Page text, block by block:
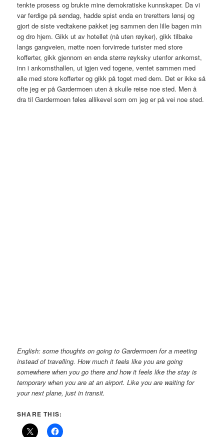
tenkte prosess og brukte mine demokratiske kunnskaper. Da vi
var ferdige på søndag, hadde spist enda en treretters lønsj og
gjort de siste vedtakene pakket jeg sammen den lille bagen min
og dro hjem. Gikk ut av hotellet (nå uten røyker), gikk tilbake
langs gangveien, møtte noen forvirrede turister med store
kofferter, gikk gjennom en enda større røyksky utenfor ankomst,
inn i ankomsthallen, ut igjen ved togene, ventet sammen med
alle med store kofferter og gikk på toget med dem. Det er ikke så
ofte jeg er på Gardermoen uten å skulle reise noe sted. Men å
dra til Gardermoen føles allikevel som om jeg er på vei noe sted.
English: some thoughts on going to Gardermoen for a meeting
instead of travelling. How much it feels like you are going
somewhere when you go there and how it feels like the stay is
temporary when you are at an airport. Like you are waiting for
your next plane, just in transit.
SHARE THIS: